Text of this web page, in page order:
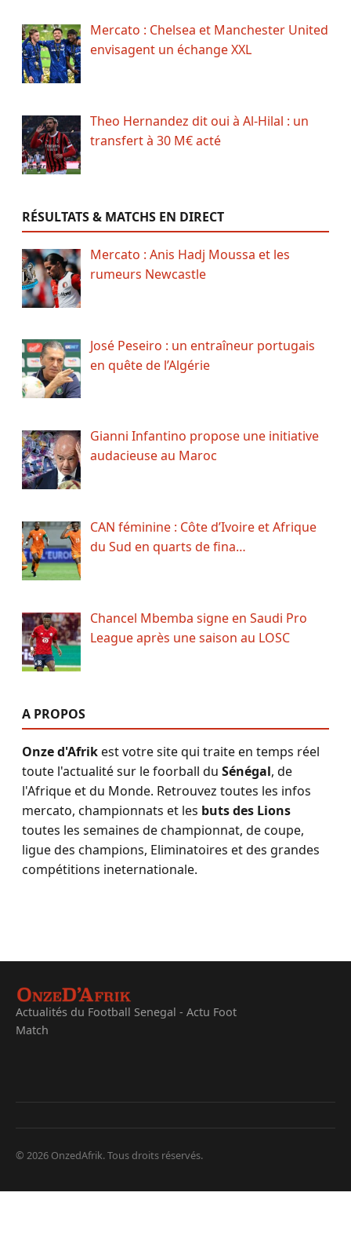
Mercato : Chelsea et Manchester United
envisagent un échange XXL
Theo Hernandez dit oui à Al-Hilal : un
transfert à 30 M€ acté
RÉSULTATS & MATCHS EN DIRECT
Mercato : Anis Hadj Moussa et les
rumeurs Newcastle
José Peseiro : un entraîneur portugais
en quête de l’Algérie
Gianni Infantino propose une initiative
audacieuse au Maroc
CAN féminine : Côte d’Ivoire et Afrique
du Sud en quarts de fina…
Chancel Mbemba signe en Saudi Pro
League après une saison au LOSC
A PROPOS
Onze d'Afrikest votre site qui traite en temps réel
toute l'actualité sur le foorball du Sénégal, de
l'Afrique et du Monde. Retrouvez toutes les infos
mercato, championnats et les buts des Lions
toutes les semaines de championnat, de coupe,
ligue des champions, Eliminatoires et des grandes
compétitions ineternationale.
Actualités du Football Senegal - Actu Foot
Match
© 2026 OnzedAfrik. Tous droits réservés.